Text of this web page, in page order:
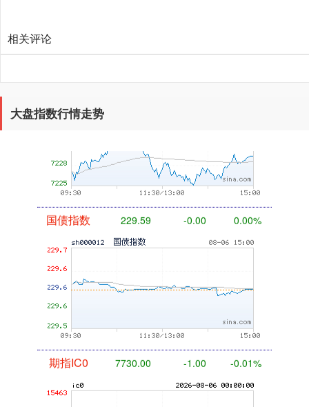
相关评论
大盘指数行情走势
国债指数 229.59 0.00%
期指IC0 -1.00 -0.01%